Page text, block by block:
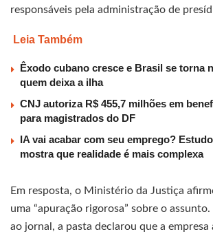
responsáveis pela administração de
Leia Também
Êxodo cubano cresce e Brasil se torna
quem deixa a ilha
CNJ autoriza R$ 455,7 milhões em
para magistrados do DF
IA vai acabar com seu emprego?
mostra que realidade é mais complexa
Em resposta, o Ministério da Justiça
uma “apuração rigorosa” sobre o
ao jornal, a pasta declarou que a